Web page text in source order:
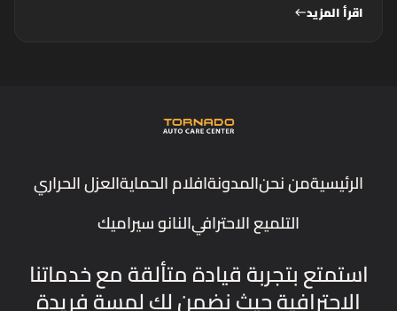
اقرأ المزيدwest
الرئيسيةمن نحنالمدونةافلام الحمايةالعزل الحراري
التلميع الاحترافيالنانو سيراميك
استمتع بتجربة قيادة متألقة مع خدماتنا
الاحترافية حيث نضمن لك لمسة فريدة